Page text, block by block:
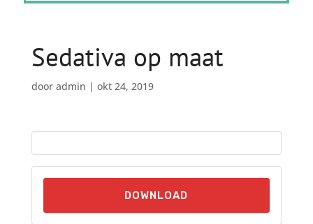
Sedativa op maat
door admin | okt 24, 2019
DOWNLOAD